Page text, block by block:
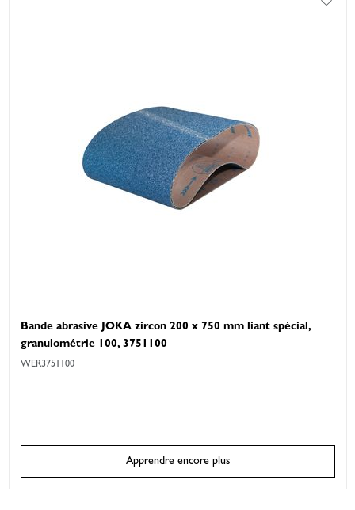
Bande abrasive JOKA zircon 200 x 750 mm liant spécial,
granulométrie 100, 3751100
WER3751100
Apprendre encore plus